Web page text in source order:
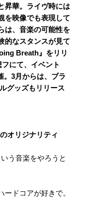
昇華。ライヴ時には
を映像でも表現して
は、音楽の可能性を
的なスタンスが見て
Breath』をリリ
にて、イベント
。3月からは、ブラ
グッズもリリース
オリジナリティ
う音楽をやろうと
ドコアが好きで。